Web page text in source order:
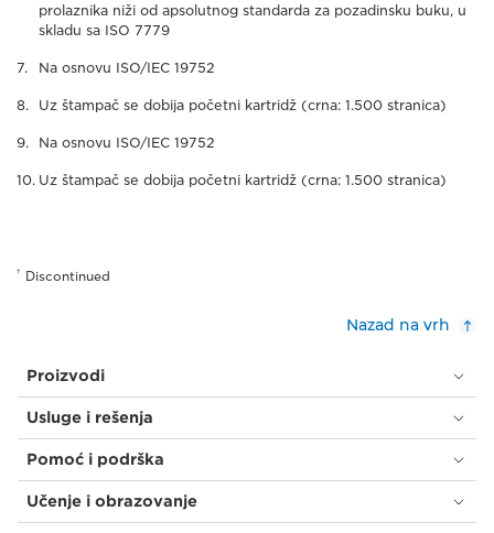
prolaznika niži od apsolutnog standarda za pozadinsku buku, u
skladu sa ISO 7779
Na osnovu ISO/IEC 19752
Uz štampač se dobija početni kartridž (crna: 1.500 stranica)
Na osnovu ISO/IEC 19752
Uz štampač se dobija početni kartridž (crna: 1.500 stranica)
† Discontinued
Nazad na vrh
Proizvodi
Usluge i rešenja
Pomoć i podrška
Učenje i obrazovanje